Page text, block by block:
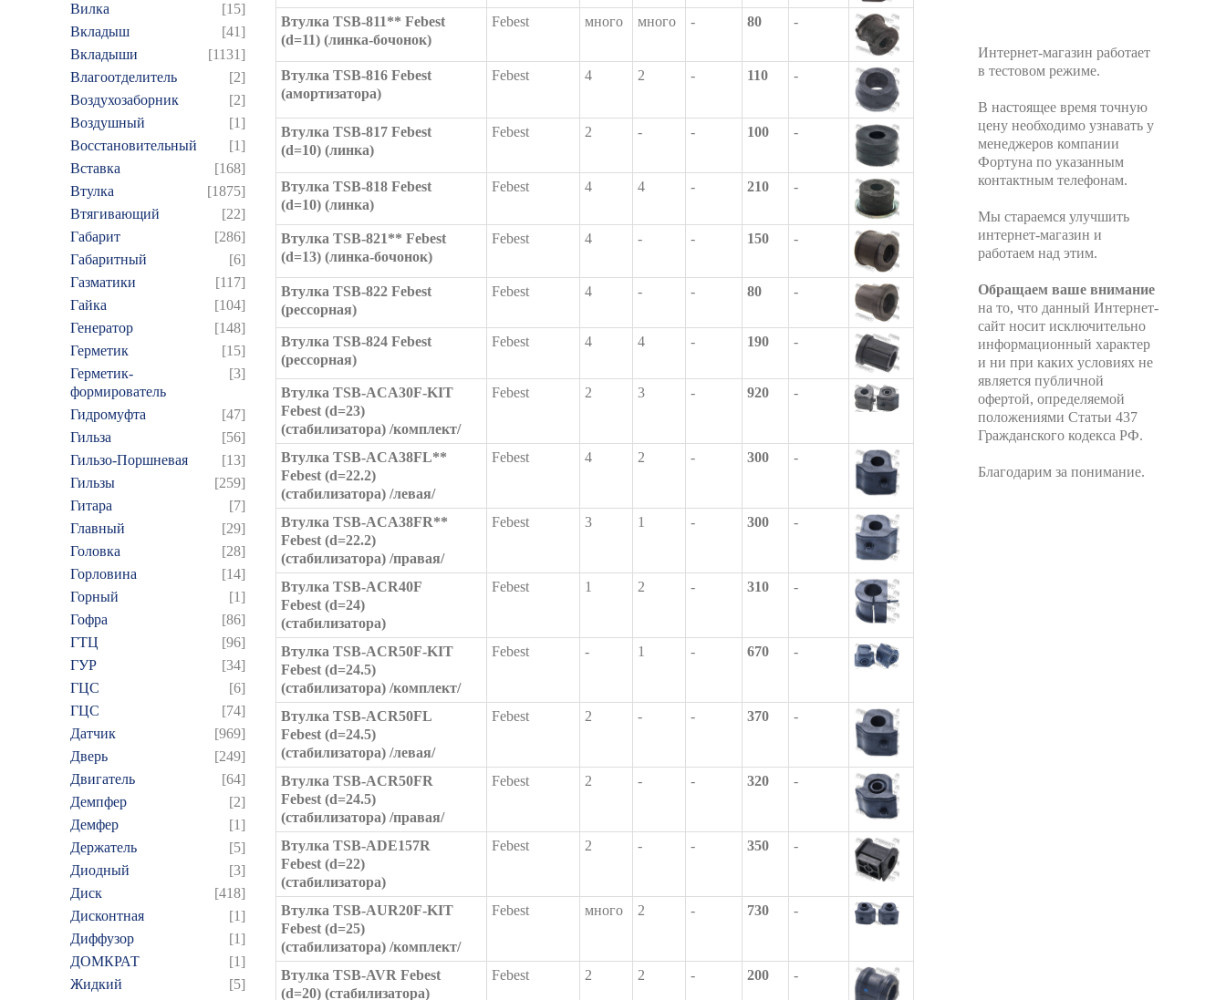
Вилка
[15]
Вкладыш
[41]
Вкладыши
[1131]
Влагоотделитель
[2]
Воздухозаборник
[2]
Воздушный
[1]
Восстановительный
[1]
Вставка
[168]
Втулка
[1875]
Втягивающий
[22]
Габарит
[286]
Габаритный
[6]
Газматики
[117]
Гайка
[104]
Генератор
[148]
Герметик
[15]
Герметик-
формирователь
[3]
Гидромуфта
[47]
Гильза
[56]
Гильзо-Поршневая
[13]
Гильзы
[259]
Гитара
[7]
Главный
[29]
Головка
[28]
Горловина
[14]
Горный
[1]
Гофра
[86]
ГТЦ
[96]
ГУР
[34]
ГЦC
[6]
ГЦС
[74]
Датчик
[969]
Дверь
[249]
Двигатель
[64]
Демпфер
[2]
Демфер
[1]
Держатель
[5]
Диодный
[3]
Диск
[418]
Дисконтная
[1]
Диффузор
[1]
ДОМКРАТ
[1]
Жидкий
[5]
Втулка TSB-811** Febest
(d=11) (линка-бочонок)
Febest много много - 80 -
Втулка TSB-816 Febest
(амортизатора)
Febest 4 2 - 110 -
Втулка TSB-817 Febest
(d=10) (линка)
Febest 2 - - 100 -
Втулка TSB-818 Febest
(d=10) (линка)
Febest 4 4 - 210 -
Втулка TSB-821** Febest
(d=13) (линка-бочонок)
Febest 4 - - 150 -
Втулка TSB-822 Febest
(рессорная)
Febest 4 - - 80 -
Втулка TSB-824 Febest
(рессорная)
Febest 4 4 - 190 -
Втулка TSB-ACA30F-KIT
Febest (d=23)
(стабилизатора) /комплект/
Febest 2 3 - 920 -
Втулка TSB-ACA38FL**
Febest (d=22.2)
(стабилизатора) /левая/
Febest 4 2 - 300 -
Втулка TSB-ACA38FR**
Febest (d=22.2)
(стабилизатора) /правая/
Febest 3 1 - 300 -
Втулка TSB-ACR40F
Febest (d=24)
(стабилизатора)
Febest 1 2 - 310 -
Втулка TSB-ACR50F-KIT
Febest (d=24.5)
(стабилизатора) /комплект/
Febest - 1 - 670 -
Втулка TSB-ACR50FL
Febest (d=24.5)
(стабилизатора) /левая/
Febest 2 - - 370 -
Втулка TSB-ACR50FR
Febest (d=24.5)
(стабилизатора) /правая/
Febest 2 - - 320 -
Втулка TSB-ADE157R
Febest (d=22)
(стабилизатора)
Febest 2 - - 350 -
Втулка TSB-AUR20F-KIT
Febest (d=25)
(стабилизатора) /комплект/
Febest много 2 - 730 -
Втулка TSB-AVR Febest
(d=20) (стабилизатора)
Febest 2 2 - 200 -
Интернет-магазин работает
в тестовом режиме.
В настоящее время точную
цену необходимо узнавать у
менеджеров компании
Фортуна по указанным
контактным телефонам.
Мы стараемся улучшить
интернет-магазин и
работаем над этим.
Обращаем ваше внимание
на то, что данный Интернет-
сайт носит исключительно
информационный характер
и ни при каких условиях не
является публичной
офертой, определяемой
положениями Статьи 437
Гражданского кодекса РФ.
Благодарим за понимание.